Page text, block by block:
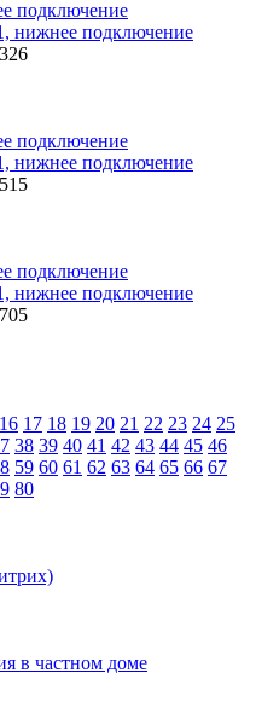
нижнее подключение
нижнее подключение
нижнее подключение
16 17 18 19 20 21 22 23 24 25
38 39 40 41 42 43 44 45 46
59 60 61 62 63 64 65 66 67
80
в частном доме